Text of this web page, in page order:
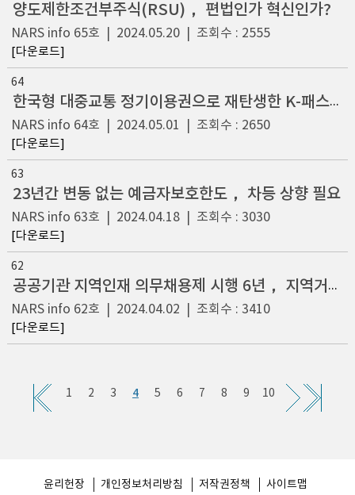
양도제한조건부주식(RSU)， 편법인가 혁신인가?
NARS info 65호 2024.05.20| 조회수 : 2555
[다운로드]
64
한국형 대중교통 정기이용권으로 재탄생한 K-패스， 더 나은 방향은?
NARS info 64호 2024.05.01 조회수 : 2650
[다운로드]
63
23년간 변동 없는 예금자보호한도， 차등 상향 필요
NARS info 63호 2024.04.18| 조회수 : 3030
[다운로드]
62
공공기관 지역인재 의무채용제 시행 6년， 지역거점국립대학으로 쏠림현상 발생
NARS info 62호 2024.04.02 조회수 : 3410
[다운로드]
1 2 3 4 5 6 7 8 9 10
윤리헌장 개인정보처리방침 저작권정책 사이트맵